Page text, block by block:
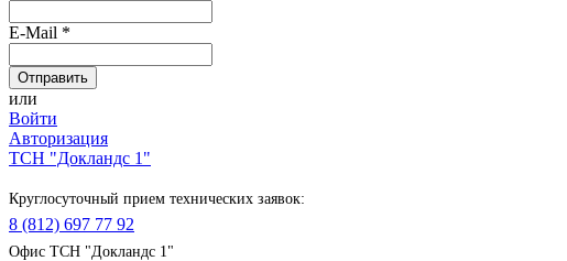
E-Mail *
или
Войти
Авторизация
ТСН "Докландс 1"
Круглосуточный прием технических заявок:
8 (812) 697 77 92
Офис ТСН "Докландс 1"